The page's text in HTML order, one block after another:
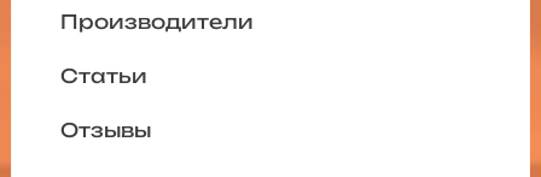
Производители
Статьи
Отзывы